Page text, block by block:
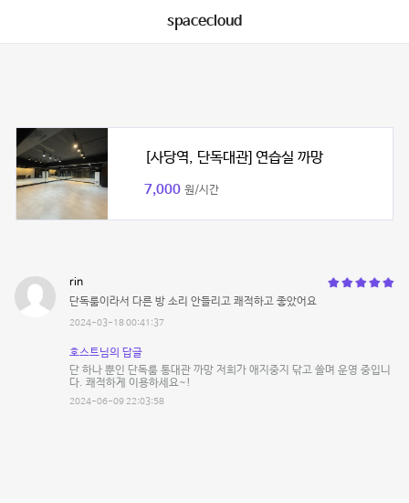
spacecloud
[사당역, 단독대관] 연습실 까망
7,000 원/시간
rin
단독룸이라서 다른 방 소리 안들리고 쾌적하고 좋았어요
2024-03-18 00:41:37
호스트님의 답글
단 하나 뿐인 단독룸 통대관 까망 저희가 애지중지 닦고 쓸며 운영 중입니
다. 쾌적하게 이용하세요~!
2024-06-09 22:03:58